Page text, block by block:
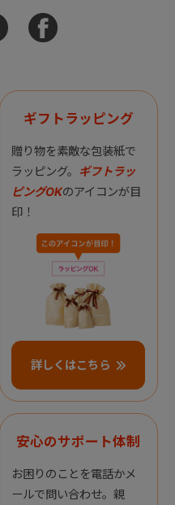
ギフトラッピング
贈り物を素敵な包装紙で
ラッピング。 ギフトラッ
ピングOKのアイコンが目
印！
詳しくはこちら
安心のサポート体制
お困りのことを電話かメ
ールで問い合わせ。親